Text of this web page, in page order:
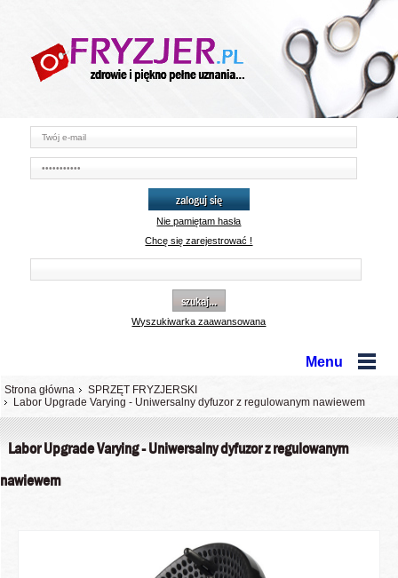
zaloguj się
Nie pamiętam hasła
Chcę się zarejestrować !
szukaj...
Wyszukiwarka zaawansowana
Menu
Strona główna
SPRZĘT FRYZJERSKI
Labor Upgrade Varying - Uniwersalny dyfuzor z regulowanym nawiewem
Labor Upgrade Varying - Uniwersalny dyfuzor z regulowanym
nawiewem